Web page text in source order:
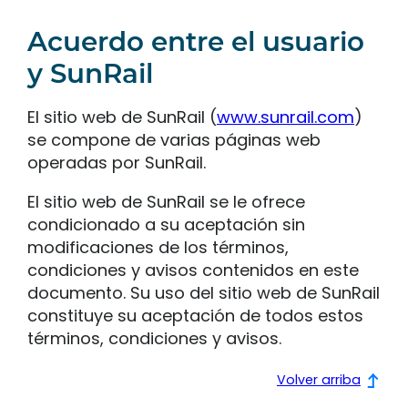
Acuerdo entre el usuario
y SunRail
El sitio web de SunRail (www.sunrail.com)
se compone de varias páginas web
operadas por SunRail.
El sitio web de SunRail se le ofrece
condicionado a su aceptación sin
modificaciones de los términos,
condiciones y avisos contenidos en este
documento. Su uso del sitio web de SunRail
constituye su aceptación de todos estos
términos, condiciones y avisos.
Volver arriba